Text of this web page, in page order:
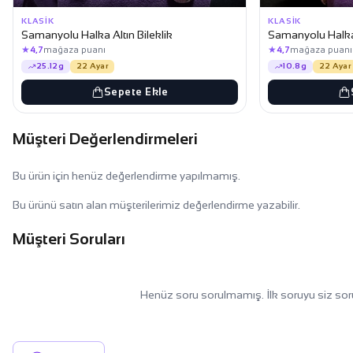
KLASIK
Samanyolu Halka Altın Bileklik
★4,7mağaza puanı
25.12g 22 Ayar
Sepete Ekle
KLASIK
Samanyolu
★4,7mağaza puanı
10.8g 22 Ayar
Müşteri Değerlendirmeleri
Bu ürün için henüz değerlendirme yapılmamış.
Bu ürünü satın alan müşterilerimiz değerlendirme yazabilir.
Müşteri Soruları
Henüz soru sorulmamış. İlk soruyu siz